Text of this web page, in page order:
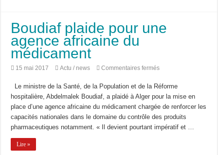
Boudiaf plaide pour une
agence africaine du
médicament
15 mai 2017 Actu / news Commentaires ferméssur
pour
une
africaine
du
médicament
Le ministre de la Santé, de la Population et de la Réforme
hospitalière, Abdelmalek Boudiaf, a plaidé à Alger pour la mise en
place d’une agence africaine du médicament chargée de renforcer les
capacités nationales dans le domaine du contrôle des produits
pharmaceutiques notamment. « Il devient pourtant impératif et …
Lire »